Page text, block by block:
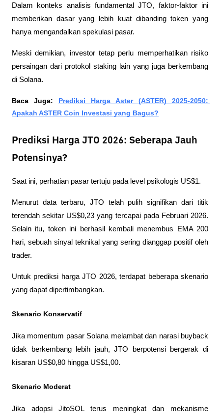
Dalam konteks analisis fundamental JTO, faktor-faktor ini
memberikan dasar yang lebih kuat dibanding token yang
hanya mengandalkan spekulasi pasar.
Meski demikian, investor tetap perlu memperhatikan risiko
persaingan dari protokol staking lain yang juga berkembang
di Solana.
Baca Juga: Prediksi Harga Aster (ASTER) 2025-2050:
Apakah ASTER Coin Investasi yang Bagus?
Prediksi Harga JTO 2026: Seberapa Jauh
Potensinya?
Saat ini, perhatian pasar tertuju pada level psikologis US$1.
Menurut data terbaru, JTO telah pulih signifikan dari titik
terendah sekitar US$0,23 yang tercapai pada Februari 2026.
Selain itu, token ini berhasil kembali menembus EMA 200
hari, sebuah sinyal teknikal yang sering dianggap positif oleh
trader.
Untuk prediksi harga JTO 2026, terdapat beberapa skenario
yang dapat dipertimbangkan.
Skenario Konservatif
Jika momentum pasar Solana melambat dan narasi buyback
tidak berkembang lebih jauh, JTO berpotensi bergerak di
kisaran US$0,80 hingga US$1,00.
Skenario Moderat
Jika adopsi JitoSOL terus meningkat dan mekanisme